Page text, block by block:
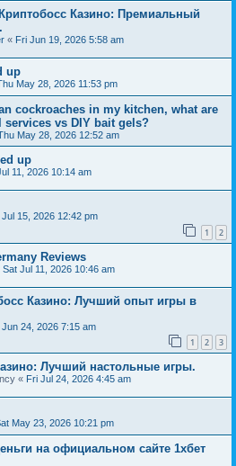
Казино: Премиальный
« Fri Jun 19, 2026 5:58 am
up
May 28, 2026 11:53 pm
cockroaches in my kitchen, what are
services vs DIY bait gels?
May 28, 2026 12:52 am
up
11, 2026 10:14 am
Jul 15, 2026 12:42 pm
1 2
Reviews
Sat Jul 11, 2026 10:46 am
Казино: Лучший опыт игры в
Jun 24, 2026 7:15 am
1 2 3
Лучший настольные игры.
« Fri Jul 24, 2026 4:45 am
May 23, 2026 10:21 pm
на официальном сайте 1хбет